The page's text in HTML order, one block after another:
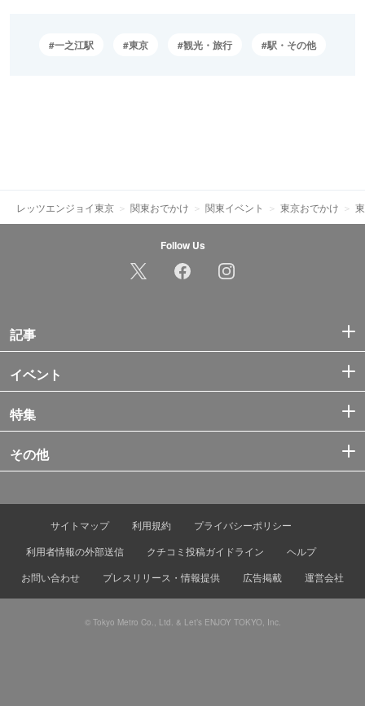
一之江駅 東京 観光・旅行 駅・その他
レッツエンジョイ東京 関東おでかけ 関東イベント 東京おでかけ
Follow Us
記事
イベント
特集
その他
サイトマップ 利用規約
プライバシーポリシー
利用者情報の外部送信
クチコミ投稿ガイドライン
ヘルプ
お問い合わせ
プレスリリース・情報提供 広告掲載 運営会社
© Tokyo Metro Co., Ltd. & Let’s ENJOY TOKYO, Inc.